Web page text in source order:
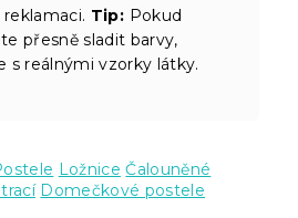
Tip: Pokud
přesně sladit barvy,
s reálnými vzorky látky.
Ložnice Čalouněné
Domečkové postele